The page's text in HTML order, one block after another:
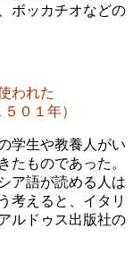
ボッカチオなどの
われた
０１年）
学生や教養人がい
たものであった。
ア語が読める人は
考えると、イタリ
ルドゥス出版社の